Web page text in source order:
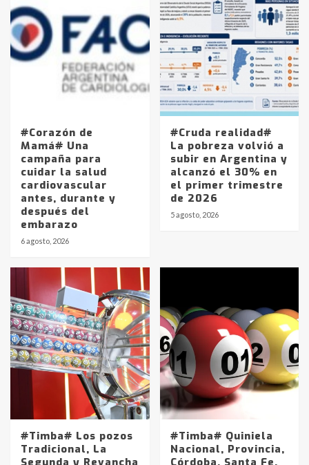
#Corazón de
Mamá# Una
campaña para
cuidar la salud
cardiovascular
antes, durante y
después del
embarazo
6 agosto, 2026
#Cruda realidad#
La pobreza volvió a
subir en Argentina y
alcanzó el 30% en
el primer trimestre
de 2026
5 agosto, 2026
#Timba# Los pozos
Tradicional, La
Segunda y Revancha
#Timba# Quiniela
Nacional, Provincia,
Córdoba, Santa Fe,